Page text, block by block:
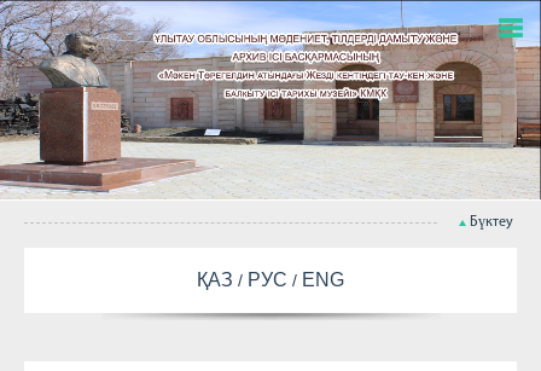
Бүктеу
ҚАЗ РУС ENG